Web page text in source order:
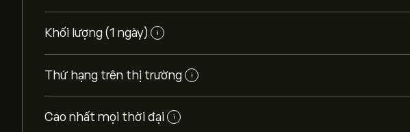
Khối lượng (1 ngày) i
Thứ hạng trên thị trường i
Cao nhất mọi thời đại i